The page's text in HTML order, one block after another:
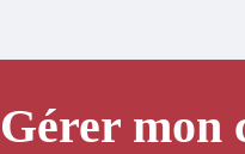
Gérer mon